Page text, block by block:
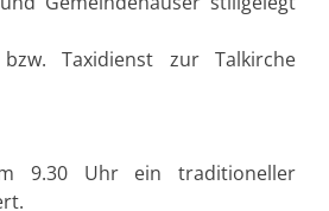
Taxidienst zur Talkirche
9.30 Uhr ein traditioneller